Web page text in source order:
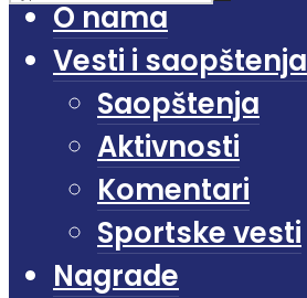
O nama
Vesti i saopštenja
Saopštenja
Aktivnosti
Komentari
Sportske vesti
Nagrade